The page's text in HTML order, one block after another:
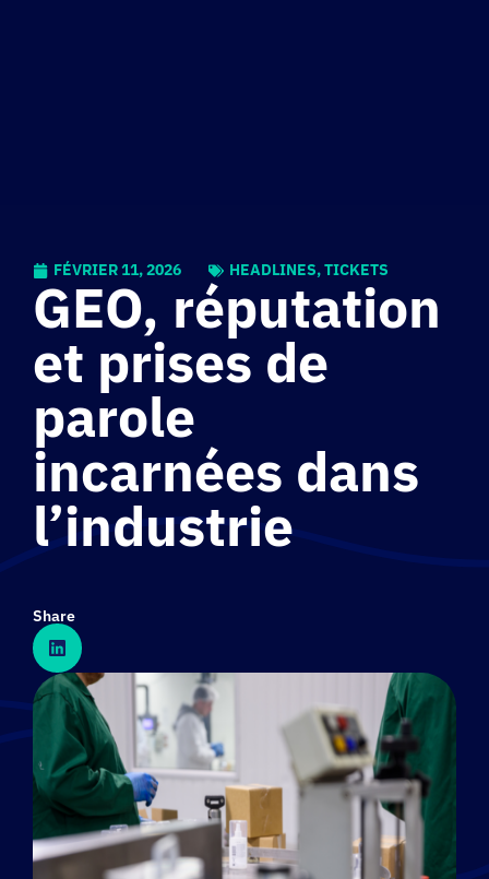
FÉVRIER 11, 2026 HEADLINES,TICKETS
GEO, réputation
et prises de
parole
incarnées dans
l’industrie
Share